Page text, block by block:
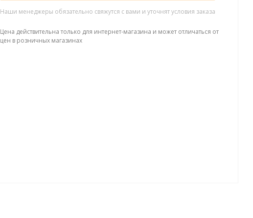
Наши менеджеры обязательно свяжутся с вами и уточнят условия заказа
Цена действительна только для интернет-магазина и может отличаться от
цен в розничных магазинах